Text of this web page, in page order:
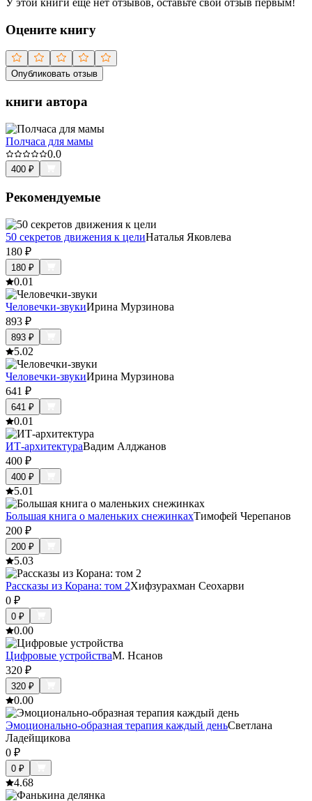
Оцените книгу
Опубликовать отзыв
книги автора
Полчаса для мамы
0.0
400 ₽
Рекомендуемые
50 секретов движения к целиНаталья Яковлева
180 ₽
180 ₽
0.01
Человечки-звукиИрина Мурзинова
893 ₽
893 ₽
5.02
Человечки-звукиИрина Мурзинова
641 ₽
641 ₽
0.01
ИТ-архитектураВадим Алджанов
400 ₽
400 ₽
5.01
Большая книга о маленьких снежинкахТимофей Черепанов
200 ₽
200 ₽
5.03
Рассказы из Корана: том 2Хифзурахман Сеохарви
0 ₽
0 ₽
0.00
Цифровые устройстваМ. Нсанов
320 ₽
320 ₽
0.00
Эмоционально-образная терапия каждый деньСветлана
Ладейщикова
0 ₽
0 ₽
4.68